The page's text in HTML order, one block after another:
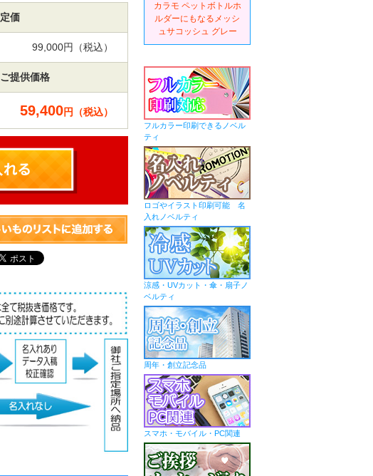
定価
99,000円（税込）
ご提供価格
59,400円（税込）
カラモ ペットボトルホ
ルダーにもなるメッシ
ュサコッシュ グレー
フルカラー印刷できるノベル
ティ
ロゴやイラスト印刷可能 名
入れノベルティ
涼感・UVカット・傘・扇子ノ
ベルティ
周年・創立記念品
スマホ・モバイル・PC関連